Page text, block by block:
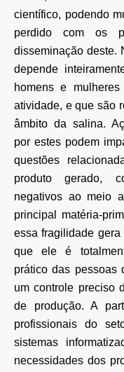
científico, podendo
perdido com os
disseminação deste.
depende
homens e
atividade, e que são
âmbito da salina.
por estes podem
questões
produto gerado,
negativos ao meio
principal matéria-
essa fragilidade gera
que ele é
prático das pessoas
um controle preciso
de produção. A
profissionais do
sistemas
necessidades dos